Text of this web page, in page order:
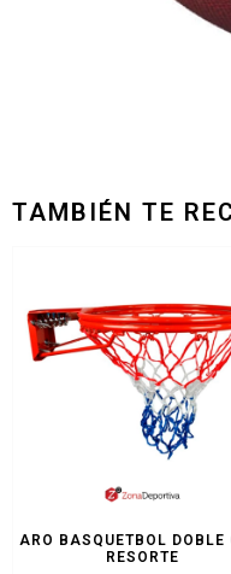
TAMBIÉN TE
ARO BASQUETBOL DOBLE
RESORTE